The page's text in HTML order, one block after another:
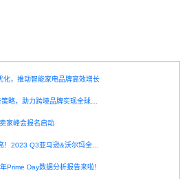
，推动智能家电品牌高效增长
生成式 AI 驱动关键词与广告策略，助力跨境品牌实现全球增长突破
家峰会报名启动
宠物和食品类目转化率赛新高！2023 Q3亚马逊&沃尔玛全球电商CPC数据发布！
Prime Day数据分析报告来啦！